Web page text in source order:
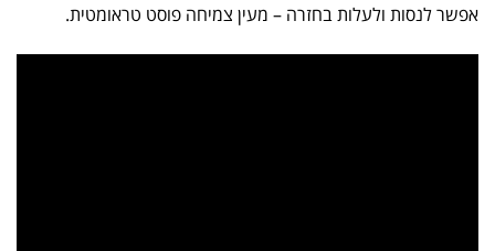
אפשר לנסות ולעלות בחזרה – מעין צמיחה פוסט טראומטית.